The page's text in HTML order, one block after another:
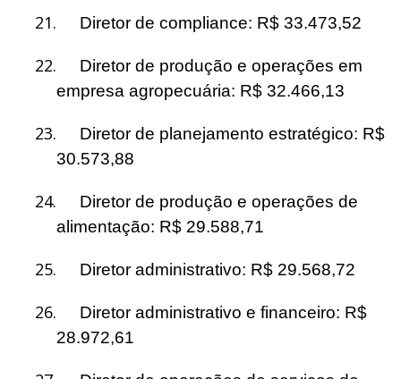
21. Diretor de compliance: R$ 33.473,52
22.
Diretor de produção e operações em
empresa agropecuária: R$ 32.466,13
23.
Diretor de planejamento estratégico: R$
30.573,88
24.
Diretor de produção e operações de
alimentação: R$ 29.588,71
25. Diretor administrativo: R$ 29.568,72
26.
Diretor administrativo e financeiro: R$
28.972,61